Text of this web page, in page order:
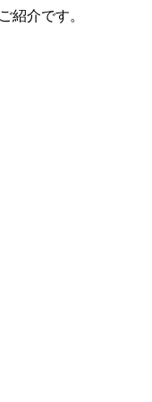
紹介です。